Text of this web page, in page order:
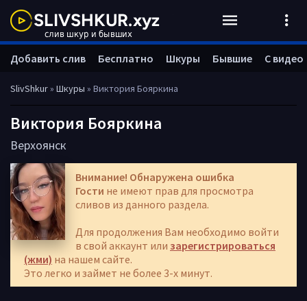
SlivShkur» Шкуры » Виктория Бояркина
Виктория Бояркина
Верхоянск
Внимание! Обнаружена ошибка
Гости не имеют прав для просмотра
сливов из данного раздела.
Для продолжения Вам необходимо войти
в свой аккаунт или зарегистрироваться
(жми) на нашем сайте.
Это легко и займет не более 3-х минут.
Добавить слив Бесплатно Шкуры Бывшие С видео